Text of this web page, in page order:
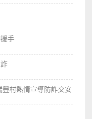
手
村熱情宣導防詐交安